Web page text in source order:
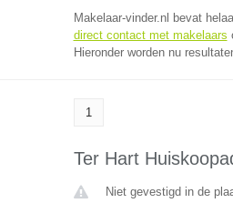
Makelaar-vinder.nl bevat
direct contact met makelaars
Hieronder worden nu
1
Ter Hart
Niet gevestigd in de